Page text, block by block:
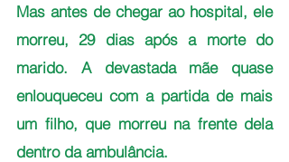
Mas antes de chegar ao hospital, ele
morreu, 29 dias após a morte do
marido. A devastada mãe quase
enlouqueceu com a partida de mais
um filho, que morreu na frente dela
dentro da ambulância.